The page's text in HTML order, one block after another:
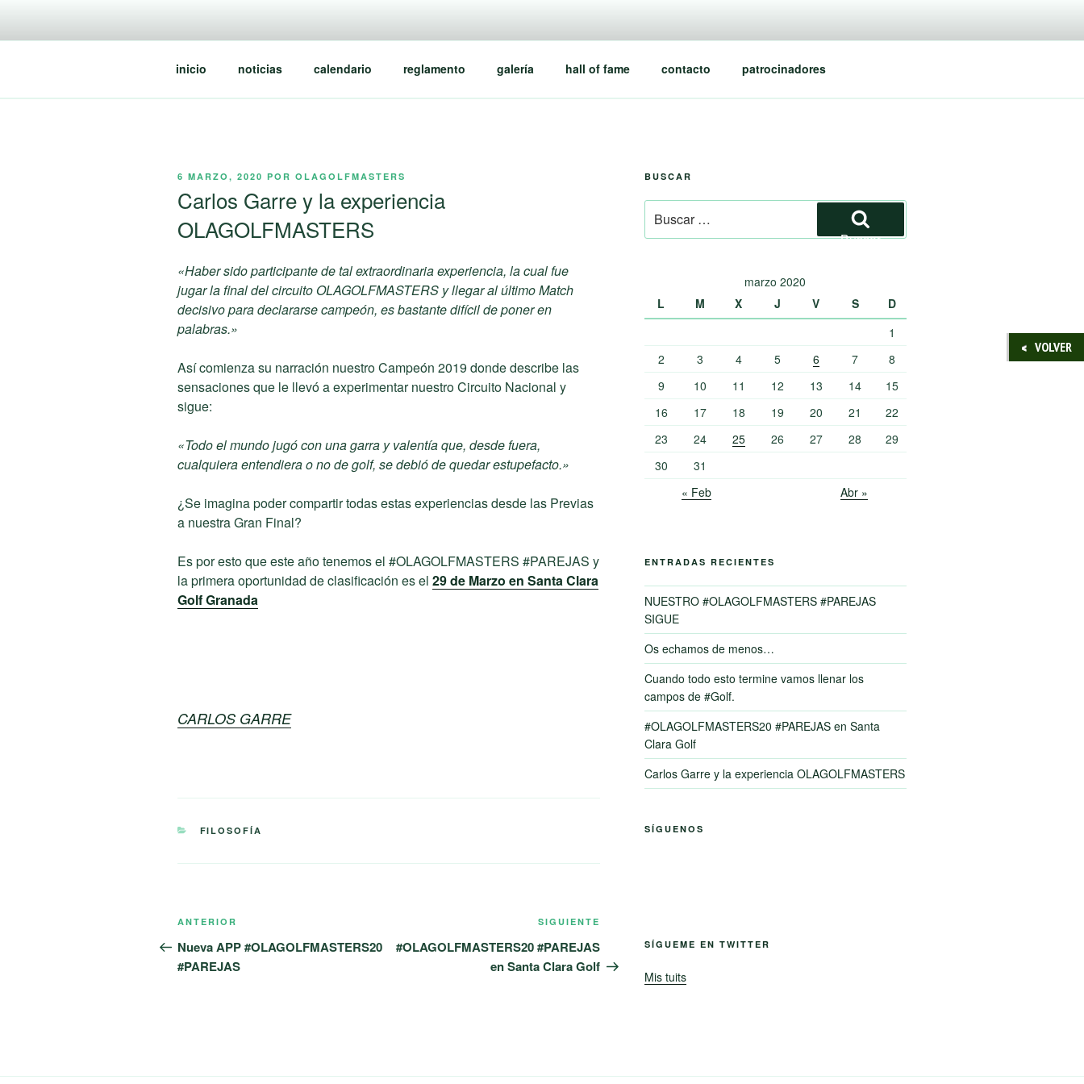
contenido
inicio noticias calendario reglamento galería hall of fame contacto patrocinadores
PUBLICADO
6 MARZO, 2020 POR OLAGOLFMASTERS
Carlos Garre y la experiencia
OLAGOLFMASTERS
«Haber sido participante de tal extraordinaria experiencia, la cual fue
jugar la final del circuito OLAGOLFMASTERS y llegar al último Match
decisivo para declararse campeón, es bastante difícil de poner en
palabras.»
Así comienza su narración nuestro Campeón 2019 donde describe las
sensaciones que le llevó a experimentar nuestro Circuito Nacional y
sigue:
«Todo el mundo jugó con una garra y valentía que, desde fuera,
cualquiera entendiera o no de golf, se debió de quedar estupefacto.»
¿Se imagina poder compartir todas estas experiencias desde las Previas
a nuestra Gran Final?
Es por esto que este año tenemos el #OLAGOLFMASTERS #PAREJAS y
la primera oportunidad de clasificación es el 29 de Marzo en Santa Clara
Golf Granada
CARLOS GARRE
CATEGORÍAS
FILOSOFÍA
Navegación
de
entradas
Entrada
anterior:
ANTERIOR
Nueva APP #OLAGOLFMASTERS20
#PAREJAS
entrada
SIGUIENTE
#OLAGOLFMASTERS20 #PAREJAS
en Santa Clara Golf
BUSCAR
por:
Buscar
marzo 2020
L
M X J V S
D
1
2
3 4 5 6 7
8
9
10 11 12 13 14
15
16
17 18 19 20 21
22
23
24 25 26 27 28
29
30
31
« Feb
Abr »
ENTRADAS RECIENTES
NUESTRO #OLAGOLFMASTERS #PAREJAS
SIGUE
Os echamos de menos…
Cuando todo esto termine vamos llenar los
campos de #Golf.
#OLAGOLFMASTERS20 #PAREJAS en Santa
Clara Golf
Carlos Garre y la experiencia OLAGOLFMASTERS
SÍGUENOS
SÍGUEME EN TWITTER
Mis tuits
VOLVER